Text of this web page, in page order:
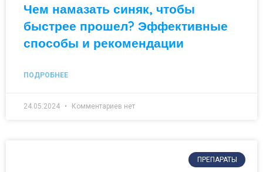
Чем намазать синяк, чтобы
быстрее прошел? Эффективные
способы и рекомендации
ПОДРОБНЕЕ
24.05.2024 Комментариев нет
ПРЕПАРАТЫ